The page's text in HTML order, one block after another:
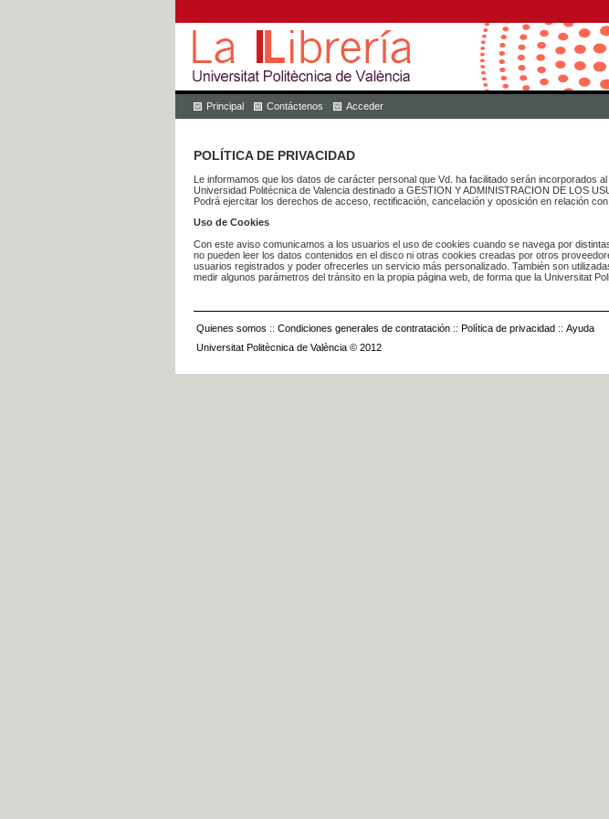
Principal Contáctenos Acceder
POLÍTICA DE PRIVACIDAD
Le informamos que los datos de carácter personal que Vd. ha facilitado serán incorporados
Universidad Politécnica de Valencia destinado a GESTION Y ADMINISTRACION DE LOS
Podrá ejercitar los derechos de acceso, rectificación, cancelación y oposición en relación
Uso de Cookies
Con este aviso comunicamos a los usuarios el uso de cookies cuando se navega por
no pueden leer los datos contenidos en el disco ni otras cookies creadas por otros
usuarios registrados y poder ofrecerles un servicio más personalizado. También son
medir algunos parámetros del tránsito en la propia página web, de forma que la Universitat
Quienes somos :: Condiciones generales de contratación :: Política de privacidad :: Ayuda
Universitat Politècnica de València © 2012